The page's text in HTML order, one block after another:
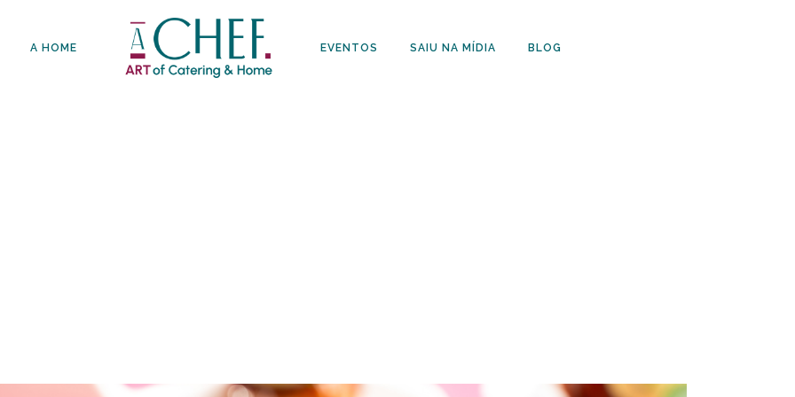
A HOME EVENTOS SAIU NA MÍDIA BLOG